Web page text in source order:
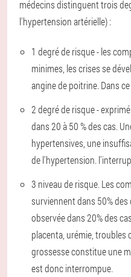
médecins distinguent trois
l'hypertension artérielle) :
1 degré de risque - les
minimes, les crises se
angine de poitrine. Dans
2 degré de risque -
dans 20 à 50 % des cas.
hypertensives, une
de l'hypertension.
3 niveau de risque. Les
surviennent dans 50%
observée dans 20% des
placenta, urémie, troubles
grossesse constitue une
est donc interrompue.